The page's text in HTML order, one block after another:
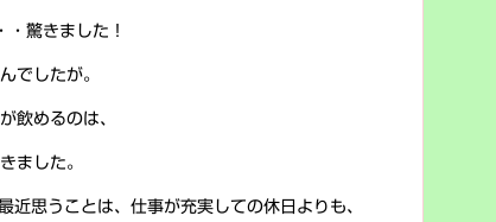
驚きました！
でしたが。
飲めるのは、
ました。
近思うことは、仕事が充実しての休日よりも、